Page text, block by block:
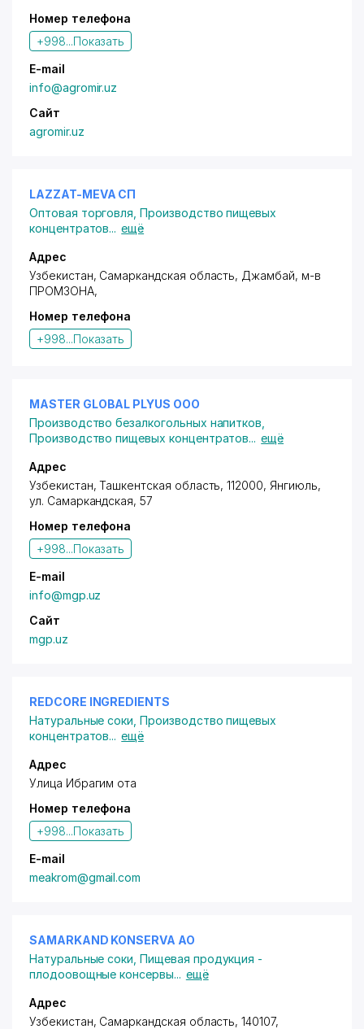
Номер телефона
+998...Показать
E-mail
info@agromir.uz
Сайт
agromir.uz
LAZZAT-MEVA СП
Оптовая торговля ,Производство пищевых
концентратов... ещё
Адрес
Узбекистан, Самаркандская область, Джамбай, м-в
ПРОМЗОНА,
Номер телефона
+998...Показать
MASTER GLOBAL PLYUS ООО
Производство безалкогольных напитков
Производство пищевых концентратов... ещё
Адрес
Узбекистан, Ташкентская область, 112000, Янгиюль,
ул. Самаркандская, 57
Номер телефона
+998...Показать
E-mail
info@mgp.uz
Сайт
mgp.uz
REDCORE INGREDIENTS
Натуральные соки ,Производство пищевых
концентратов... ещё
Адрес
Улица Ибрагим ота
Номер телефона
+998...Показать
E-mail
meakrom@gmail.com
SAMARKAND KONSERVA АО
Натуральные соки ,Пищевая продукция -
плодоовощные консервы... ещё
Адрес
Узбекистан, Самаркандская область, 140107,